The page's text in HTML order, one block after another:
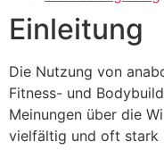
Einleitung
Die Nutzung von
Fitness- und
Meinungen über die
vielfältig und oft stark